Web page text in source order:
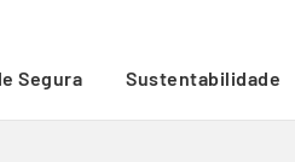
Segura Sustentabilidade